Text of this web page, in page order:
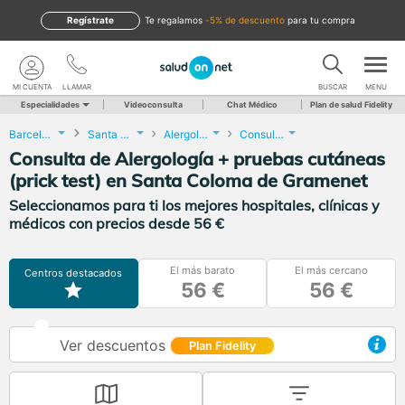
te regalamos -5% de descuento para tu compra
Regístrate
LLAMAR
MI CUENTA BUSCAR MENU
Especialidades Videoconsulta Chat Médico Plan de salud Fidelity
Barcelona Santa Coloma de Gramenet Alergología Consulta de Alergología + pruebas cutáneas (prick test)
Consulta de Alergología + pruebas cutáneas
(prick test) en Santa Coloma de Gramenet
Seleccionamos para ti los mejores hospitales, clínicas y
médicos con precios desde 56 €
Centros destacados El más barato
56 €
El más cercano
56 €
Ver descuentos Plan Fidelity